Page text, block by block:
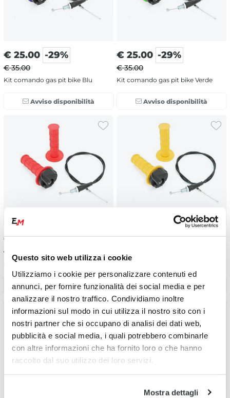
Questo sito web utilizza i cookie
Utilizziamo i cookie per personalizzare contenuti ed
annunci, per fornire funzionalità dei social media e per
analizzare il nostro traffico. Condividiamo inoltre
informazioni sul modo in cui utilizza il nostro sito con i
nostri partner che si occupano di analisi dei dati web,
pubblicità e social media, i quali potrebbero combinarle
con altre informazioni che ha fornito loro o che hanno
raccolto dal suo utilizzo dei loro servizi.
Mostra dettagli
€ 25.00 -29%
€ 35.00
Kit comando gas pit bike Blu
Avviso disponibilità
€ 25.00 -29%
€ 35.00
Kit comando gas pit bike Verde
Avviso disponibilità
€ 25.00 -29%
€ 35.00
Kit comando gas pit bike Rosso
Avviso disponibilità
€ 25.00 -29%
Avviso disponibilità